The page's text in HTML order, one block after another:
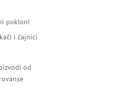
pokloni
i čajnici
od